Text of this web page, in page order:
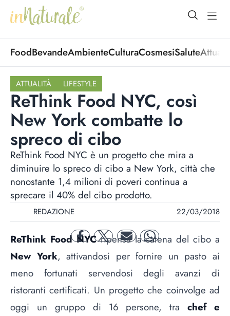
open
FoodBevandeAmbienteCulturaCosmesiSalute
ATTUALITÀ LIFESTYLE
ReThink Food NYC, così
New York combatte lo
spreco di cibo
ReThink Food NYC è un progetto che mira a
diminuire lo spreco di cibo a New York, città che
nonostante 1,4 milioni di poveri continua a
sprecare il 40% del cibo prodotto.
REDAZIONE 22/03/2018
facebooktwitter mail whatsapp
ReThink Food NYCripensa la catena del cibo a
New York, attivandosi per fornire un pasto ai
meno fortunati servendosi degli avanzi di
ristoranti certificati. Un progetto che coinvolge ad
oggi un gruppo di 16 persone, trachef e